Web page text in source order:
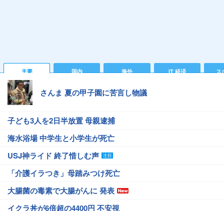
主要 国内 海外 IT 経済 ス
さんま 夏の甲子園に苦言し物議
子ども3人を2日半放置 母親逮捕
海水浴場 中学生と小学生が死亡
USJ神ライド 終了惜しむ声
「介護イラつき」母踏みつけ死亡
大腸菌の毒素で大腸がんに 発表
イクラ丼が6倍超の4400円 不安視